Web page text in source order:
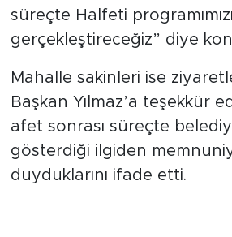
süreçte Halfeti
gerçekleştireceğiz” diye
Mahalle sakinleri ise
Başkan Yılmaz’a teşekkür
afet sonrası süreçte
gösterdiği ilgiden
duyduklarını ifade etti.